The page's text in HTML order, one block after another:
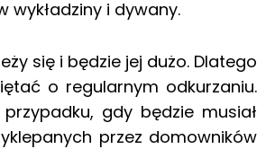
i dywany.
się i będzie jej dużo. Dlatego
o regularnym odkurzaniu.
gdy będzie musiał
przez domowników